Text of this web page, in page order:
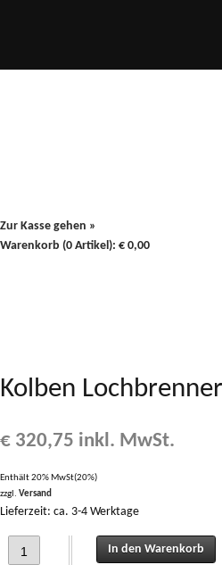
Zur Kasse gehen »
Warenkorb (0 Artikel): € 0,00
Kolben
€ 320,75 inkl. MwSt.
Enthält 20% MwSt(20%)
zzgl. Versand
Lieferzeit: ca. 3-4 Werktage
Kolben Lochbrenner für Steyr T188 WD209
In den Warenkorb